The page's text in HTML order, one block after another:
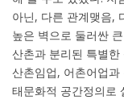
아닌, 다른 관계맺음,
높은 벽으로 둘러싼
산촌과 분리된 특별
산촌임업, 어촌어업과
태문화적 공간정의로